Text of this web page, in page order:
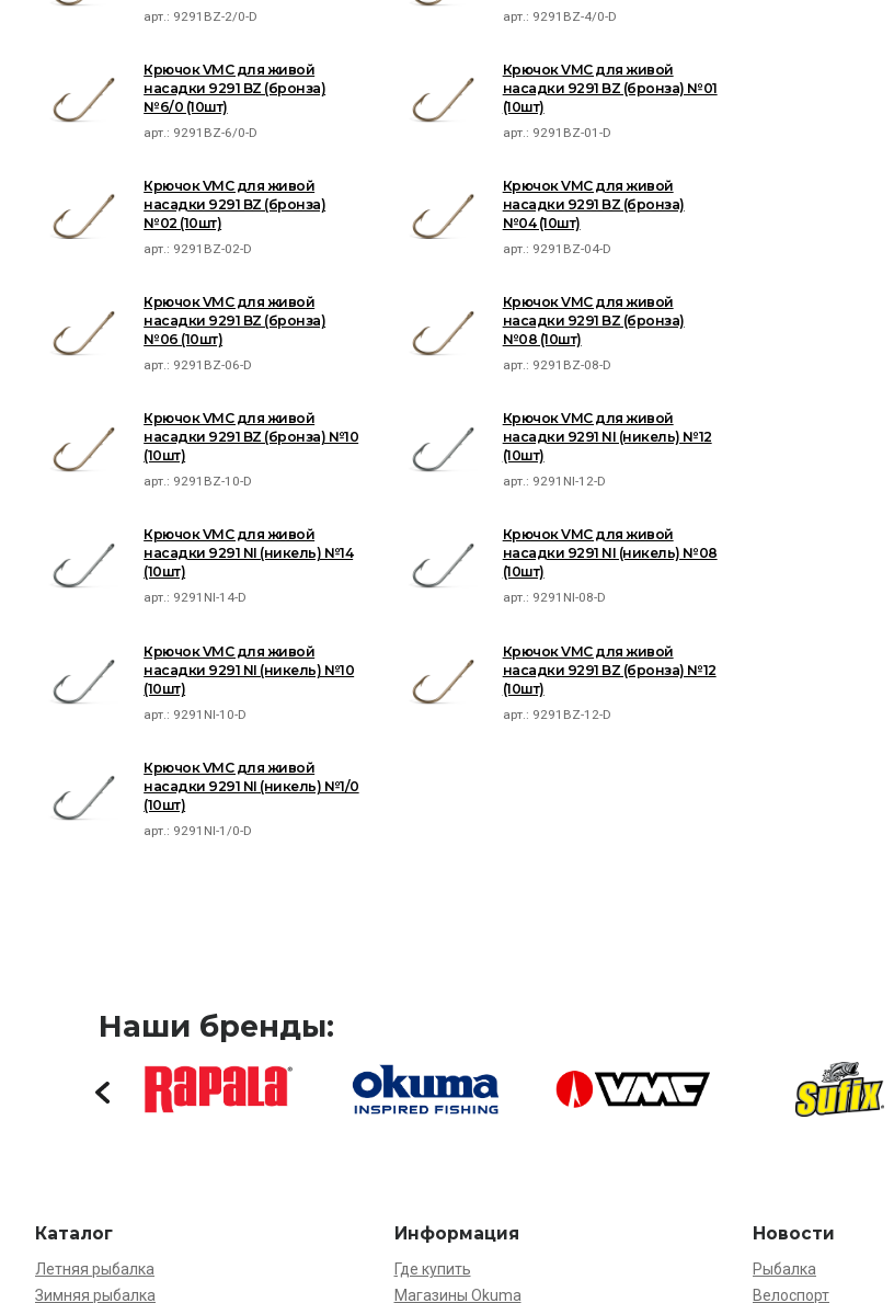
арт.: 9291BZ-2/0-D арт.: 9291BZ-4/0-D
Крючок VMC для живой
насадки 9291 BZ (бронза)
№6/0 (10шт)
арт.: 9291BZ-6/0-D
Крючок VMC для живой
насадки 9291 BZ (бронза) №01
(10шт)
арт.: 9291BZ-01-D
Крючок VMC для живой
насадки 9291 BZ (бронза)
№02 (10шт)
арт.: 9291BZ-02-D
Крючок VMC для живой
насадки 9291 BZ (бронза)
№04 (10шт)
арт.: 9291BZ-04-D
Крючок VMC для живой
насадки 9291 BZ (бронза)
№06 (10шт)
арт.: 9291BZ-06-D
Крючок VMC для живой
насадки 9291 BZ (бронза)
№08 (10шт)
арт.: 9291BZ-08-D
Крючок VMC для живой
насадки 9291 BZ (бронза) №10
(10шт)
арт.: 9291BZ-10-D
Крючок VMC для живой
насадки 9291 NI (никель) №12
(10шт)
арт.: 9291NI-12-D
Крючок VMC для живой
насадки 9291 NI (никель) №14
(10шт)
арт.: 9291NI-14-D
Крючок VMC для живой
насадки 9291 NI (никель) №08
(10шт)
арт.: 9291NI-08-D
Крючок VMC для живой
насадки 9291 NI (никель) №10
(10шт)
арт.: 9291NI-10-D
Крючок VMC для живой
насадки 9291 BZ (бронза) №12
(10шт)
арт.: 9291BZ-12-D
Крючок VMC для живой
насадки 9291 NI (никель) №1/0
(10шт)
арт.: 9291NI-1/0-D
Наши бренды:
Каталог
Летняя рыбалка
Зимняя рыбалка
Информация
Где купить
Магазины Okuma
Новости
Рыбалка
Велоспорт